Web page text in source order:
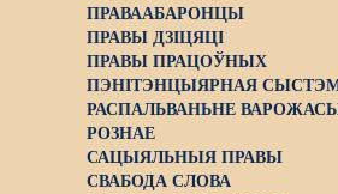
ПРАВААБАРОНЦЫ
ПРАВЫ ДЗІЦЯЦІ
ПРАВЫ ПРАЦОЎНЫХ
ПЭНІТЭНЦЫЯРНАЯ
РАСПАЛЬВАНЬНЕ
РОЗНАЕ
САЦЫЯЛЬНЫЯ ПРАВЫ
СВАБОДА СЛОВА